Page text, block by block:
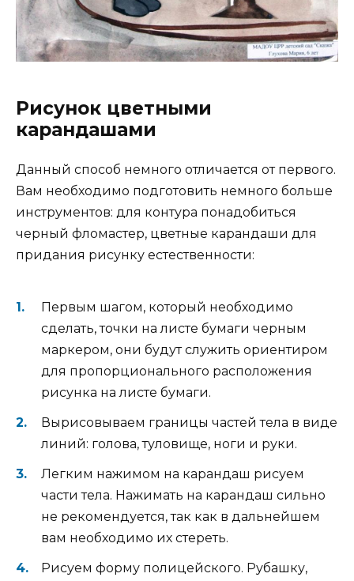
Рисунок цветными
карандашами
Данный способ немного отличается от первого.
Вам необходимо подготовить немного больше
инструментов: для контура понадобиться
черный фломастер, цветные карандаши для
придания рисунку естественности:
Первым шагом, который необходимо
сделать, точки на листе бумаги черным
маркером, они будут служить ориентиром
для пропорционального расположения
рисунка на листе бумаги.
Вырисовываем границы частей тела в виде
линий: голова, туловище, ноги и руки.
Легким нажимом на карандаш рисуем
части тела. Нажимать на карандаш сильно
не рекомендуется, так как в дальнейшем
вам необходимо их стереть.
Рисуем форму полицейского. Рубашку,